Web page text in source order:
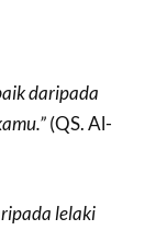
daripada
(QS. Al-
lelaki